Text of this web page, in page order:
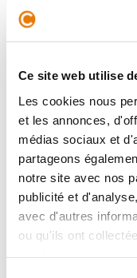
Ce site web utilise
Les cookies nous
et les annonces,
médias sociaux et
partageons
notre site avec nos
publicité et
avec d'autres
ou qu'ils ont
ARTIGUES-PRÈS-